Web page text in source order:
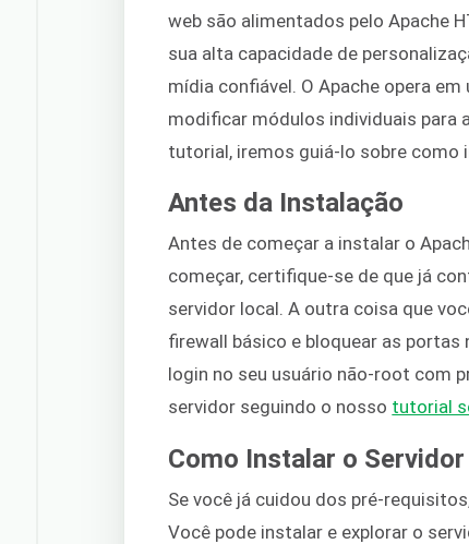
web são alimentados pelo Apache
sua alta capacidade de
mídia confiável. O Apache opera
modificar módulos individuais para
tutorial, iremos guiá-lo sobre como
Antes da Instalação
Antes de começar a instalar o
começar, certifique-se de que já
servidor local. A outra coisa que
firewall básico e bloquear as
login no seu usuário não-root com
servidor seguindo o nosso tutorial
Como Instalar o
Se você já cuidou dos pré-
Você pode instalar e explorar o